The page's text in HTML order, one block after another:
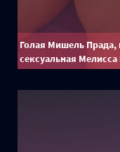
Голая Мишель Прада,
сексуальная